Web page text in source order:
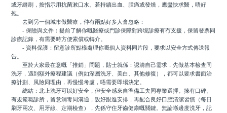
或牙縫刷，按指示用抗菌漱口水。若持續出血、腫痛或發燒，應盡快求醫，唔好
拖。
去到另一個城市做醫療，仲有兩點好多人會忽略：
- 保險與文件：提前了解你嘅醫療或門診保障對跨境診療有冇支援，保留發票同
診療記錄，有需要時方便索償或轉介。
- 資料保護：留意診所點樣處理你嘅個人資料同片段，要求以安全方式傳送報
告。
至於大家最在意嘅「推銷」問題，貼士就係：認清自己需求，先做基本檢查同
洗牙，遇到額外療程建議（例如深層洗牙、美白、其他修復），都可以要求書面治
療計劃、風險同理由，再慢慢考慮，唔需要即場決定。
總結：北上洗牙可以好安全，但安全感來自準備工夫同專業選擇。揀有口碑、
有規範嘅診所，留意消毒同溝通，設好跟進安排，再配合良好口腔清潔習慣（每日
刷牙兩次、用牙線、定期檢查），先係守住牙齒健康嘅關鍵。無論喺邊度洗牙，記